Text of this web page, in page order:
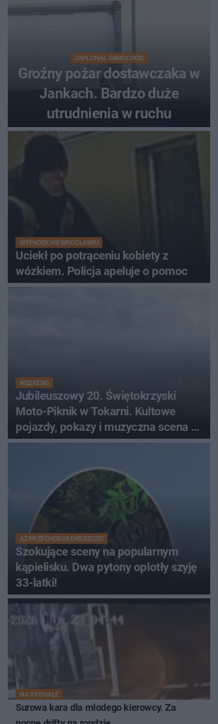
ZAPŁONĄŁ SAMOCHÓD
Groźny pożar dostawczaka w
Jankach. Bardzo duże
utrudnienia w ruchu
WYPADEK WE WROCŁAWIU
Uciekł po potrąceniu kobiety z
wózkiem. Policja apeluje o pomoc
WEEKEND
Jubileuszowy 20. Świętokrzyski
Moto-Piknik w Tokarni. Kultowe
pojazdy, pokazy i muzyczna scena w
Muzeum Wsi Kieleckiej
AŻ PRZECHODZĄ DRESZCZE!
Szokujące sceny na popularnym
kąpielisku. Dwa pytony oplotły szyję
33-latki!
NA SYGNALE
Surowa kara dla młodego kierowcy. Za